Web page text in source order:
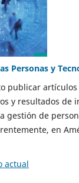
Personas y
publicar
y resultados de
gestión de
en
actual